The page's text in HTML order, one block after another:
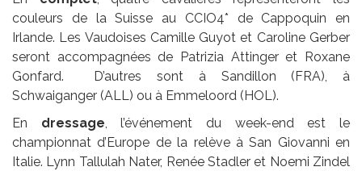
couleurs de la Suisse au CCIO4* de Cappoquin en
Irlande. Les Vaudoises Camille Guyot et Caroline Gerber
seront accompagnées de Patrizia Attinger et Roxane
Gonfard. D’autres sont à Sandillon (FRA), à
Schwaiganger (ALL) ou à Emmeloord (HOL).
En dressage, l’événement du week-end est le
championnat d’Europe de la relève à San Giovanni en
Italie. Lynn Tallulah Nater, Renée Stadler et Noemi Zindel